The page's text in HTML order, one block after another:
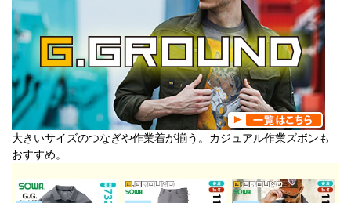
大きいサイズのつなぎや作業着が揃う。カジュアル作業ズボンも
おすすめ。